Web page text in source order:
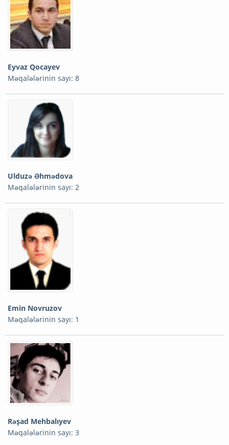
Eyvaz Qocayev
Məqalələrinin sayı: 8
Ulduzə Əhmədova
Məqalələrinin sayı: 2
Emin Novruzov
Məqalələrinin sayı: 1
Rəşad Mehbalıyev
Məqalələrinin sayı: 3